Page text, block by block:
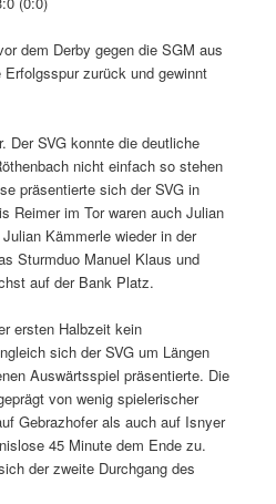
dem Derby gegen die SGM aus
zurück und gewinnt
Der SVG konnte die deutliche
nicht einfach so stehen
präsentierte sich der SVG in
Reimer im Tor waren auch Julian
Kämmerle wieder in der
Sturmduo Manuel Klaus und
auf der Bank Platz.
ersten Halbzeit kein
sich der SVG um Längen
Auswärtsspiel präsentierte. Die
von wenig spielerischer
Gebrazhofer als auch auf Isnyer
45 Minute dem Ende zu.
der zweite Durchgang des